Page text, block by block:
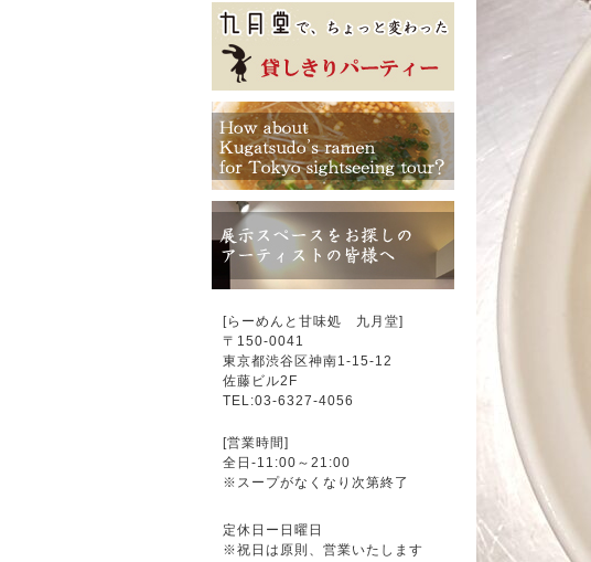
[らーめんと甘味処 九月堂]
〒 150-0041
東京都渋谷区神南1-15-12
佐藤ビル2F
TEL:03-6327-4056
[営業時間]
全日-11:00～21:00
※スープがなくなり次第終了
定休日ー日曜日
※祝日は原則、営業いたします